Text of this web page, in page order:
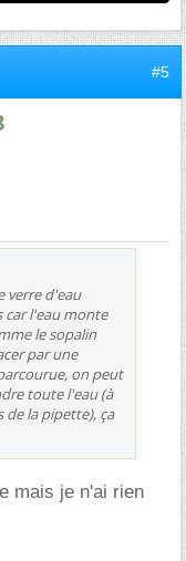
#5
verre d'eau
car l'eau monte
le sopalin
par une
on peut
toute l'eau (à
la pipette), ça
mais je n'ai rien